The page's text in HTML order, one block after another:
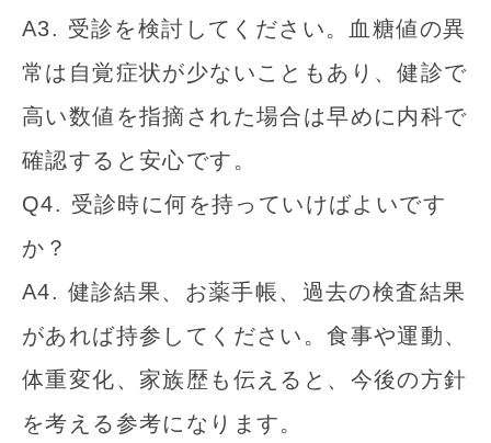
A3. 受診を検討してください。血糖値の異
常は自覚症状が少ないこともあり、健診で
高い数値を指摘された場合は早めに内科で
確認すると安心です。
Q4. 受診時に何を持っていけばよいです
か？
A4. 健診結果、お薬手帳、過去の検査結果
があれば持参してください。食事や運動、
体重変化、家族歴も伝えると、今後の方針
を考える参考になります。